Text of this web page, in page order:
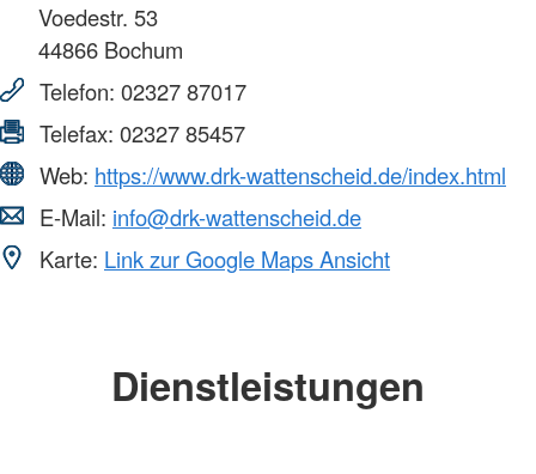
Voedestr. 53
44866 Bochum
Telefon: 02327 87017
Telefax: 02327 85457
Web: https://www.drk-wattenscheid.de/index.html
E-Mail: info@drk-wattenscheid.de
Karte: Link zur Google Maps Ansicht
Dienstleistungen